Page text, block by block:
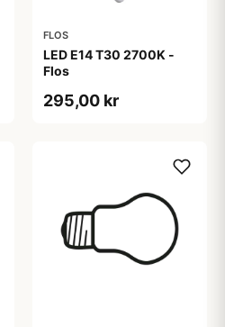
FLOS
LED E14 T30 2700K -
Flos
295,00 kr